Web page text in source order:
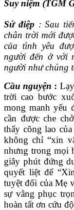
Suy niệm (TGM
Sứ điệp : Sau
chân trời mới
của tình yêu
người đến ở với
người như chúng
Cầu nguyện :
trời cao bước
mong manh yếu
cần được che
thấy công lao
không chỉ “xin
nhưng trong mọi
giây phút đứng
quyết liệt để
tuyệt đối của Mẹ
sự vâng phục
hoàn tất ơn cứu